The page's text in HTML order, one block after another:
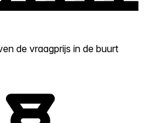
de vraagprijs in de buurt